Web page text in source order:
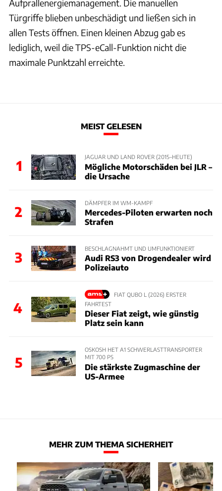
Aufprallenergiemanagement. Die manuellen
Türgriffe blieben unbeschädigt und ließen sich in
allen Tests öffnen. Einen kleinen Abzug gab es
lediglich, weil die TPS-eCall-Funktion nicht die
maximale Punktzahl erreichte.
MEIST GELESEN
1
JAGUAR UND LAND ROVER (2015–HEUTE)
Mögliche Motorschäden bei JLR –
die Ursache
2
DÄMPFER IM WM-KAMPF
Mercedes-Piloten erwarten noch
Strafen
3
BESCHLAGNAHMT UND UMFUNKTIONIERT
Audi RS3 von Drogendealer wird
Polizeiauto
4
FIAT QUBO L (2026) ERSTER
FAHRTEST
Dieser Fiat zeigt, wie günstig
Platz sein kann
5
OSKOSH HET A1 SCHWERLASTTRANSPORTER
MIT 700 PS
Die stärkste Zugmaschine der
US-Armee
MEHR ZUM THEMA SICHERHEIT